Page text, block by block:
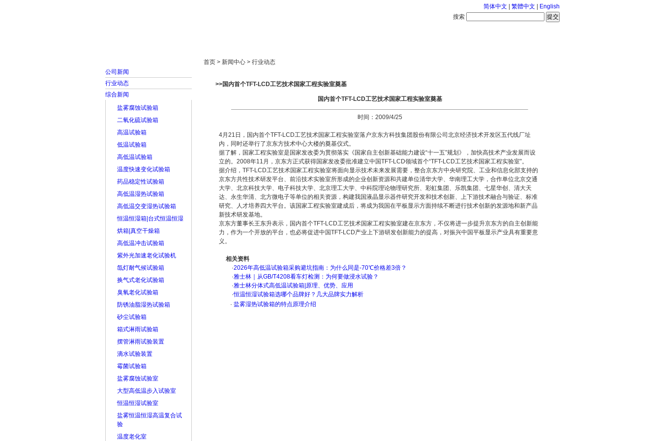
简体中文 繁體中文
English
搜索
公司新闻
行业动态
综合新闻
盐雾腐蚀试验箱
二氧化硫试验箱
高温试验箱
低温试验箱
高低温试验箱
温度快速变化试验箱
药品稳定性试验箱
高低温湿热试验箱
高低温交变湿热试验箱
恒温恒湿箱|台式恒温恒湿
烘箱|真空干燥箱
高低温冲击试验箱
紫外光加速老化试验机
氙灯耐气候试验箱
换气式老化试验箱
臭氧老化试验箱
防锈油脂湿热试验箱
砂尘试验箱
箱式淋雨试验箱
摆管淋雨试验装置
滴水试验装置
霉菌试验箱
盐雾腐蚀试验室
大型高低温步入试验室
恒温恒湿试验室
盐雾恒温恒湿高温复合试
验
温度老化室
首页 > 新闻中心 > 行业动态
>>国内首个TFT-LCD工艺技术国家工程实验室奠基
国内首个TFT-LCD工艺技术国家工程实验室奠基
时间：2009/4/25
4月21日，国内首个TFT-LCD工艺技术国家工程实验室落户京东方科技集团股份有限公司北京经济技术开发区五代线厂址
内，同时还举行了京东方技术中心大楼的奠基仪式。
据了解，国家工程实验室是国家发改委为贯彻落实《国家自主创新基础能力建设“十一五”规划》，加快高技术产业发展而设
立的。2008年11月，京东方正式获得国家发改委批准建立中国TFT-LCD领域首个“TFT-LCD工艺技术国家工程实验室”。
据介绍，TFT-LCD工艺技术国家工程实验室将面向显示技术未来发展需要，整合京东方中央研究院、工业和信息化部支持的
京东方共性技术研发平台、前沿技术实验室所形成的企业创新资源和共建单位清华大学、华南理工大学，合作单位北京交通
大学、北京科技大学、电子科技大学、北京理工大学、中科院理论物理研究所、彩虹集团、乐凯集团、七星华创、清大天
达、永生华清、北方微电子等单位的相关资源，构建我国液晶显示器件研究开发和技术创新、上下游技术融合与验证、标准
研究、人才培养四大平台。该国家工程实验室建成后，将成为我国在平板显示方面持续不断进行技术创新的发源地和新产品
新技术研发基地。
京东方董事长王东升表示，国内首个TFT-LCD工艺技术国家工程实验室建在京东方，不仅将进一步提升京东方的自主创新能
力，作为一个开放的平台，也必将促进中国TFT-LCD产业上下游研发创新能力的提高，对振兴中国平板显示产业具有重要意
义。
相关资料
·2026年高低温试验箱采购避坑指南：为什么同是-70℃价格差3倍？
·雅士林｜从GB/T4208看车灯检测：为何要做浸水试验？
·雅士林分体式高低温试验箱|原理、优势、应用
·恒温恒湿试验箱选哪个品牌好？几大品牌实力解析
· 盐雾湿热试验箱的特点原理介绍